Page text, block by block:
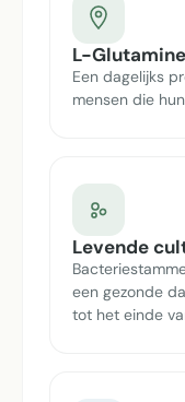
L-Glutamine
Een dagelijks
mensen die
Levende
een gezonde
tot het einde